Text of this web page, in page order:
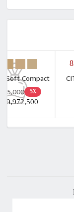
Soft Compact
5٪
10,972,500